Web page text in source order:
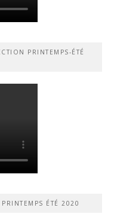
PRINTEMPS-ÉTÉ
ÉTÉ 2020